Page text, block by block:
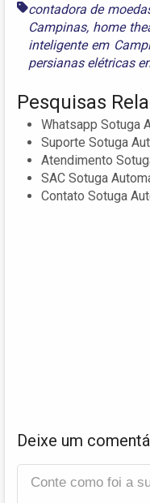
contadora de
Campinas, home
inteligente em
persianas elétricas
Pesquisas
Whatsapp Sotuga
Suporte Sotuga
Atendimento
SAC Sotuga
Contato Sotuga
Deixe um